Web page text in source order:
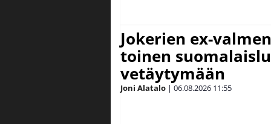
Jokerien ex-
toinen
vetäytymään
Joni Alatalo | 06.08.2026 11:55